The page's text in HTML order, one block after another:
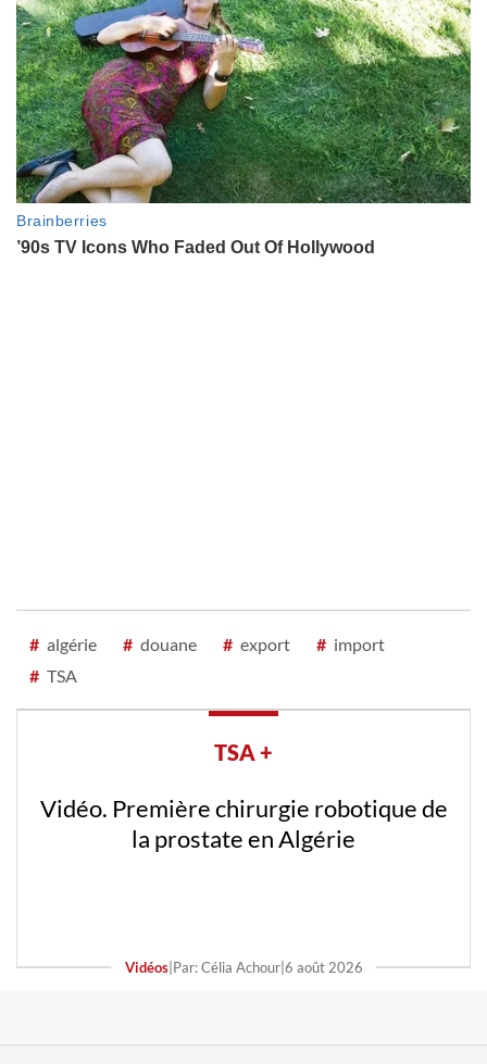
# algérie # douane # export # import
# TSA
TSA +
Vidéo. Première chirurgie robotique de
la prostate en Algérie
Vidéos| Par: Célia Achour| 6 août 2026